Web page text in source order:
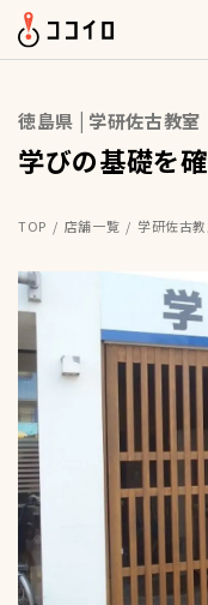
徳島県 | 学研佐古教室
学びの基礎を
TOP 店舗一覧 学研佐古